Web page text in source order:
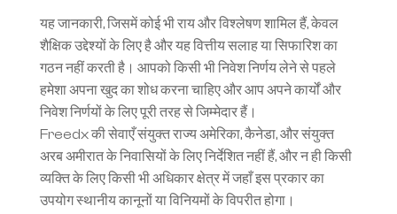
यह जानकारी, जिसमें कोई भी राय और विश्लेषण शामिल हैं, केवल
शैक्षिक उद्देश्यों के लिए है और यह वित्तीय सलाह या सिफारिश का
गठन नहीं करती है। आपको किसी भी निवेश निर्णय लेने से पहले
हमेशा अपना खुद का शोध करना चाहिए और आप अपने कार्यों और
निवेश निर्णयों के लिए पूरी तरह से जिम्मेदार हैं।
Freedx की सेवाएँ संयुक्त राज्य अमेरिका, कैनेडा, और संयुक्त
अरब अमीरात के निवासियों के लिए निर्देशित नहीं हैं, और न ही किसी
व्यक्ति के लिए किसी भी अधिकार क्षेत्र में जहाँ इस प्रकार का
उपयोग स्थानीय कानूनों या विनियमों के विपरीत होगा।